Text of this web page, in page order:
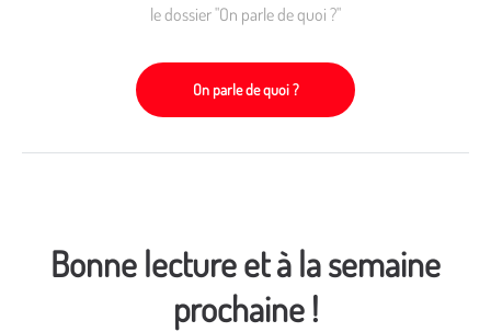
le dossier "On parle de quoi ?"
On parle de quoi ?
Bonne lecture et à la semaine
prochaine !